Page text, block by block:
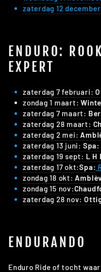
zaterdag 12
ENDURO:
EXPERT
zaterdag 7 februari:
zondag 1 maart:
zaterdag 7 maart:
zaterdag 28 maart:
zaterdag 2 mei:
zaterdag 13 juni: Spa:
zaterdag 19 sept: L H
zaterdag 17 okt:Spa:
zondag 18 okt:
zondag 15 nov:
zaterdag 28 nov:
ENDURANDO
Enduro Ride of tocht